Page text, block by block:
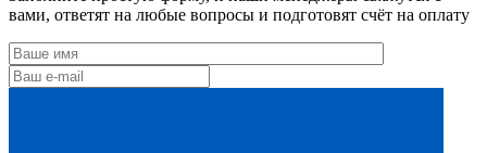
вами, ответят на любые вопросы и подготовят счёт на оплату